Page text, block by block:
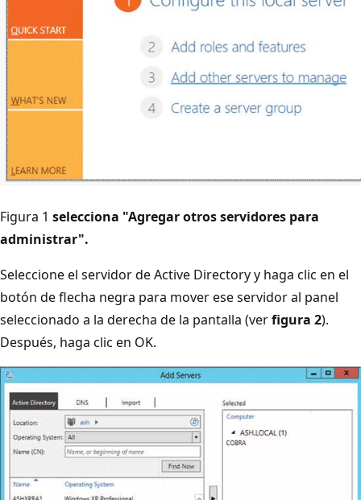
Figura 1 selecciona "Agregar otros servidores para
administrar".
Seleccione el servidor de Active Directory y haga clic en el
botón de flecha negra para mover ese servidor al panel
seleccionado a la derecha de la pantalla (verfigura 2).
Después, haga clic en OK.